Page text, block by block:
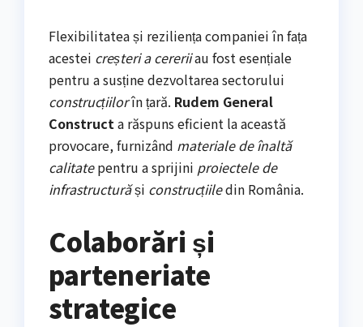
Flexibilitatea și reziliența companiei în fața
acestei creșteri a cereriiau fost esențiale
pentru a susține dezvoltarea sectorului
construcțiilorîn țară. Rudem General
Construct a răspuns eficient la această
provocare, furnizând materiale de înaltă
calitatepentru a sprijini proiectele de
infrastructurăși construcțiiledin România.
Colaborări și
parteneriate
strategice